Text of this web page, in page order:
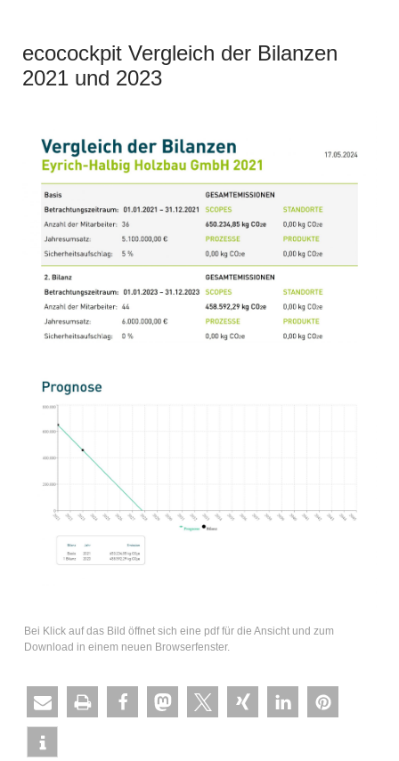
ecocockpit Vergleich der Bilanzen
2021 und 2023
Bei Klick auf das Bild öffnet sich eine pdf für die Ansicht und zum
Download in einem neuen Browserfenster.